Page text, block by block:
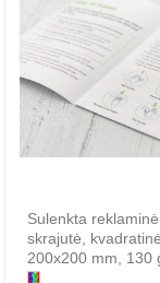
Sulenkta reklaminė
skrajutė,
200x200 mm, 130